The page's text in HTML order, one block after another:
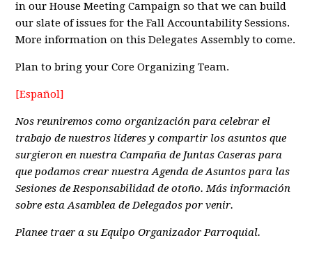
in our House Meeting Campaign so that we can build
our slate of issues for the Fall Accountability Sessions.
More information on this Delegates Assembly to come.
Plan to bring your Core Organizing Team.
[Español]
Nos reuniremos como organización para celebrar el
trabajo de nuestros líderes y compartir los asuntos que
surgieron en nuestra Campaña de Juntas Caseras para
que podamos crear nuestra Agenda de Asuntos para las
Sesiones de Responsabilidad de otoño. Más información
sobre esta Asamblea de Delegados por venir.
Planee traer a su Equipo Organizador Parroquial.